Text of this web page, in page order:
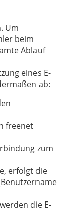
Um
beim
Ablauf
eines E-
ab:
freenet
zum
erfolgt die
die E-